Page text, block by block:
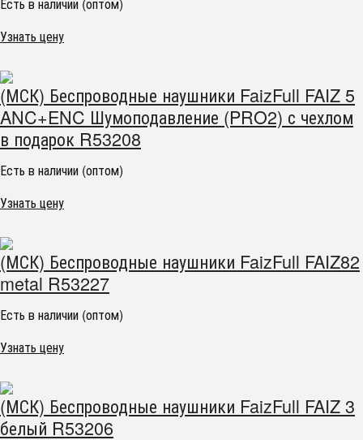
Узнать цену
(МСК) Беспроводные наушники FaizFull FAIZ 5
ANC+ENC Шумоподавление (PRO2) с чехлом
в подарок R53208
Есть в наличии (оптом)
Узнать цену
(МСК) Беспроводные наушники FaizFull FAIZ82
metal R53227
Есть в наличии (оптом)
Узнать цену
(МСК) Беспроводные наушники FaizFull FAIZ 3
белый R53206